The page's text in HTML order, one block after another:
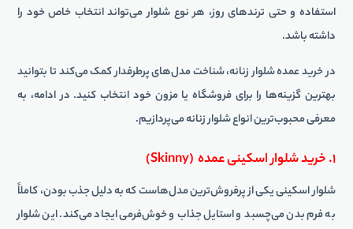
استفاده و حتی ترندهای روز، هر نوع شلوار می‌تواند انتخاب خاص خود را
داشته باشد.
در خرید عمده شلوار زنانه، شناخت مدل‌های پرطرفدار کمک می‌کند تا بتوانید
بهترین گزینه‌ها را برای فروشگاه یا مزون خود انتخاب کنید. در ادامه، به
معرفی محبوب‌ترین انواع شلوار زنانه می‌پردازیم.
۱. خرید شلوار اسکینی عمده (Skinny)
شلوار اسکینی یکی از پرفروش‌ترین مدل‌هاست که به دلیل جذب بودن، کاملاً
به فرم بدن می‌چسبد و استایل جذاب و خوش‌فرمی ایجاد می‌کند. این شلوار